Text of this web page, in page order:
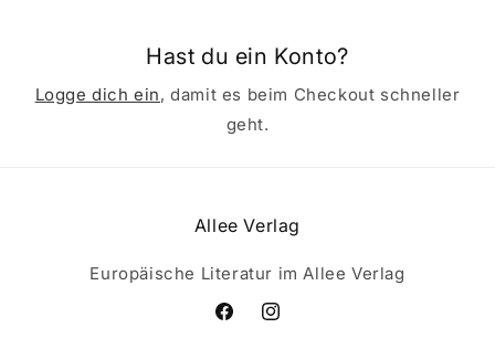
Hast du ein Konto?
Logge dich ein, damit es beim Checkout schneller
geht.
Allee Verlag
Europäische Literatur im Allee Verlag
FacebookInstagram